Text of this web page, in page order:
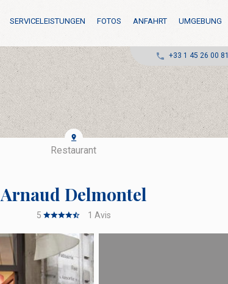
SERVICELEISTUNGEN FOTOS ANFAHRT UMGEBUNG
+33 1 45 26 00 81
Restaurant
Arnaud Delmontel
5 1 Avis